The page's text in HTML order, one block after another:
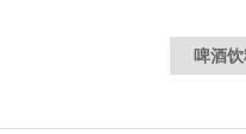
啤酒